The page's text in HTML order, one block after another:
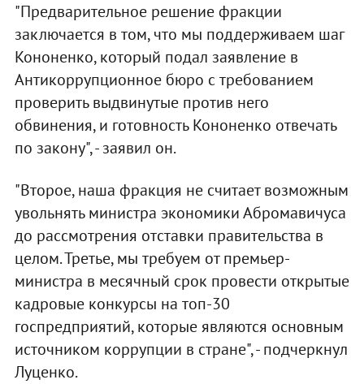
"Предварительное решение фракции
заключается в том, что мы поддерживаем шаг
Кононенко, который подал заявление в
Антикоррупционное бюро с требованием
проверить выдвинутые против него
обвинения, и готовность Кононенко отвечать
по закону", - заявил он.
"Второе, наша фракция не считает возможным
увольнять министра экономики Абромавичуса
до рассмотрения отставки правительства в
целом. Третье, мы требуем от премьер-
министра в месячный срок провести открытые
кадровые конкурсы на топ-30
госпредприятий, которые являются основным
источником коррупции в стране", - подчеркнул
Луценко.